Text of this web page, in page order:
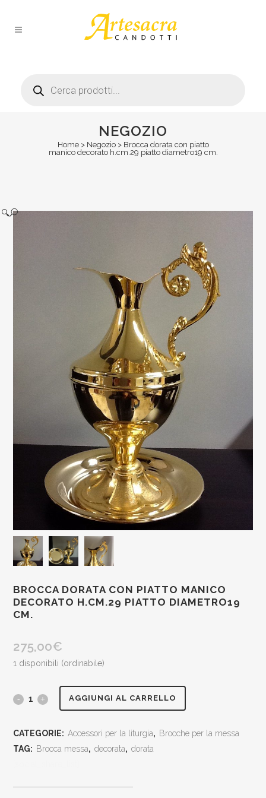
search
NEGOZIO
Home> Negozio> Brocca dorata con piatto
manico decorato h.cm.29 piatto diametro19 cm.
🔍
BROCCA DORATA CON PIATTO MANICO
DECORATO H.CM.29 PIATTO DIAMETRO19
CM.
275,00€
1 disponibili (ordinabile)
Brocca
manico
AGGIUNGI AL CARRELLO
CATEGORIE: Accessori per la liturgia, Brocche per la messa
TAG: Brocca messa, decorata, dorata